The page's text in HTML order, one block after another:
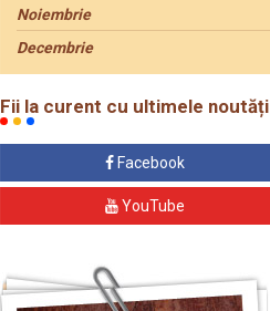
Noiembrie
Decembrie
Fii la curent cu ultimele noutăți
Facebook
YouTube